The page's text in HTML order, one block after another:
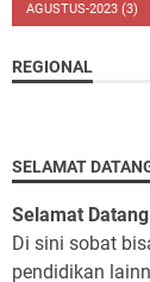
AGUSTUS-2023 (3)
REGIONAL
SELAMAT
Selamat Datang
Di sini sobat
pendidikan